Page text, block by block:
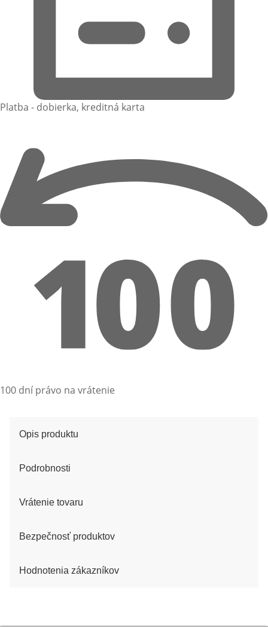
Platba - dobierka, kreditná karta
100 dní právo na vrátenie
Opis produktu
Podrobnosti
Vrátenie tovaru
Bezpečnosť produktov
Hodnotenia zákazníkov